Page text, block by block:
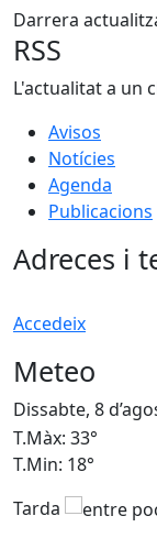
Darrera
RSS
L'actualitat a un
Avisos
Notícies
Agenda
Publicacions
Adreces i
Accedeix
Meteo
Dissabte, 8
T.Màx: 33°
T.Min: 18°
Tarda